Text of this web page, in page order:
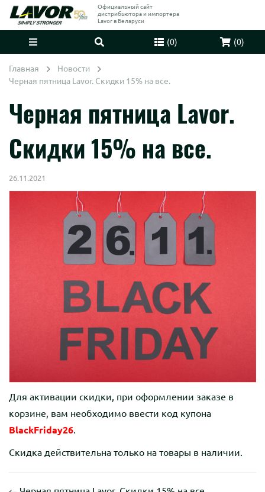
Официальный сайт
дистрибьютора и импортера
Lavor в Беларуси
(0) (0)
Главная
Новости
Черная пятница Lavor. Скидки 15% на все.
Черная пятница Lavor.
Скидки 15% на все.
26.11.2021
Для активации скидки, при оформлении заказе в
корзине, вам необходимо ввести код купона
BlackFriday26
Скидка действительна только на товары в наличии.